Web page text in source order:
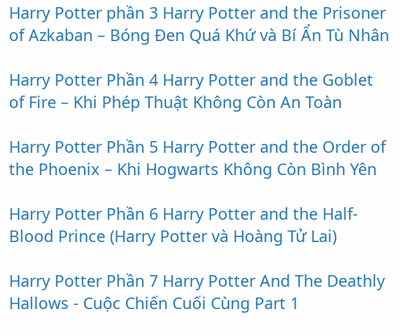
Harry Potter phần 3 Harry Potter and the Prisoner
of Azkaban – Bóng Đen Quá Khứ và Bí Ẩn Tù Nhân
Harry Potter Phần 4 Harry Potter and the Goblet
of Fire – Khi Phép Thuật Không Còn An Toàn
Harry Potter Phần 5 Harry Potter and the Order of
the Phoenix – Khi Hogwarts Không Còn Bình Yên
Harry Potter Phần 6 Harry Potter and the Half-
Blood Prince (Harry Potter và Hoàng Tử Lai)
Harry Potter Phần 7 Harry Potter And The Deathly
Hallows - Cuộc Chiến Cuối Cùng Part 1